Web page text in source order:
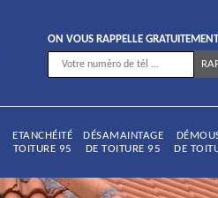
ON VOUS RAPPELLE GRATUITEMENT
ETANCHÉITÉ
TOITURE 95
DÉSAMAINTAGE
DE TOITURE 95
DE